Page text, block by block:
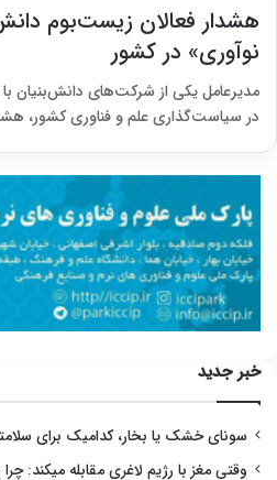
هشدار فعالان زیست‌بوم
نوآوری» در کشور
مدیرعامل یکی از شرکت‌های دانش‌بنیان
در سیاست‌گذاری علم و فناوری کشور،
خبر جدید
سونای خشک یا بخار، کدامیک برای
وقتی مغز با رژیم لاغری مقابله میکند: